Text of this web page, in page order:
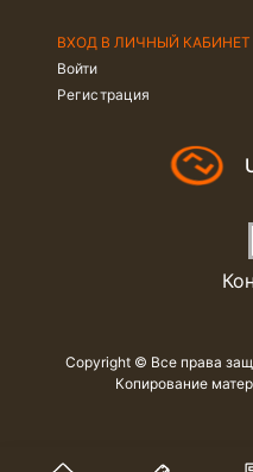
ВХОД В ЛИЧНЫЙ КАБИНЕТ
Войти
Регистрация
Copyright © Все права
Копирование